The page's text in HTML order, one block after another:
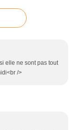
elle ne sont pas tout
/>